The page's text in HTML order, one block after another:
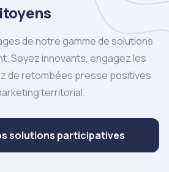
de notre gamme de solutions
Soyez innovants, engagez les
de retombées presse positives
territorial.
solutions participatives